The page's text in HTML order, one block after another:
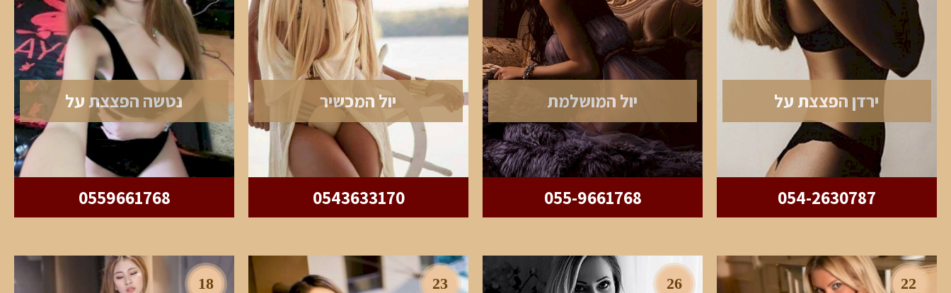
ירדן הפצצת על
054-2630787
יול המושלמת
055-9661768
יול המכשיר
0543633170
נטשה הפצצת על
0559661768
22
26
23
18